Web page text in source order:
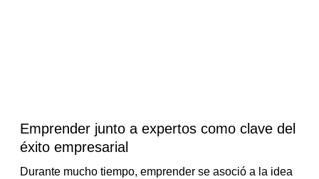
Emprender junto a expertos como clave del
éxito empresarial
Durante mucho tiempo, emprender se asoció a la idea